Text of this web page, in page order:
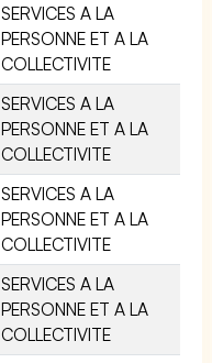
SERVICES A LA
PERSONNE ET A LA
COLLECTIVITE
SERVICES A LA
PERSONNE ET A LA
COLLECTIVITE
SERVICES A LA
PERSONNE ET A LA
COLLECTIVITE
SERVICES A LA
PERSONNE ET A LA
COLLECTIVITE